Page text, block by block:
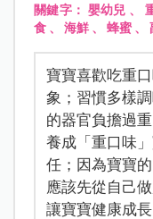
關鍵字： 嬰幼兒 、
食、 海鮮、 蜂蜜、
寶寶喜歡吃重
象；習慣多樣
的器官負擔過重
養成「重口味
任；因為寶寶
應該先從自己
讓寶寶健康成